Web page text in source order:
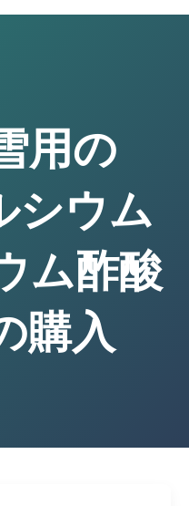
用の
シウム
ム酢酸
購入